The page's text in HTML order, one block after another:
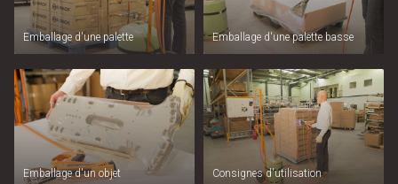
Emballage d'une palette Emballage d'une palette basse
Emballage d'un objet Consignes d'utilisation